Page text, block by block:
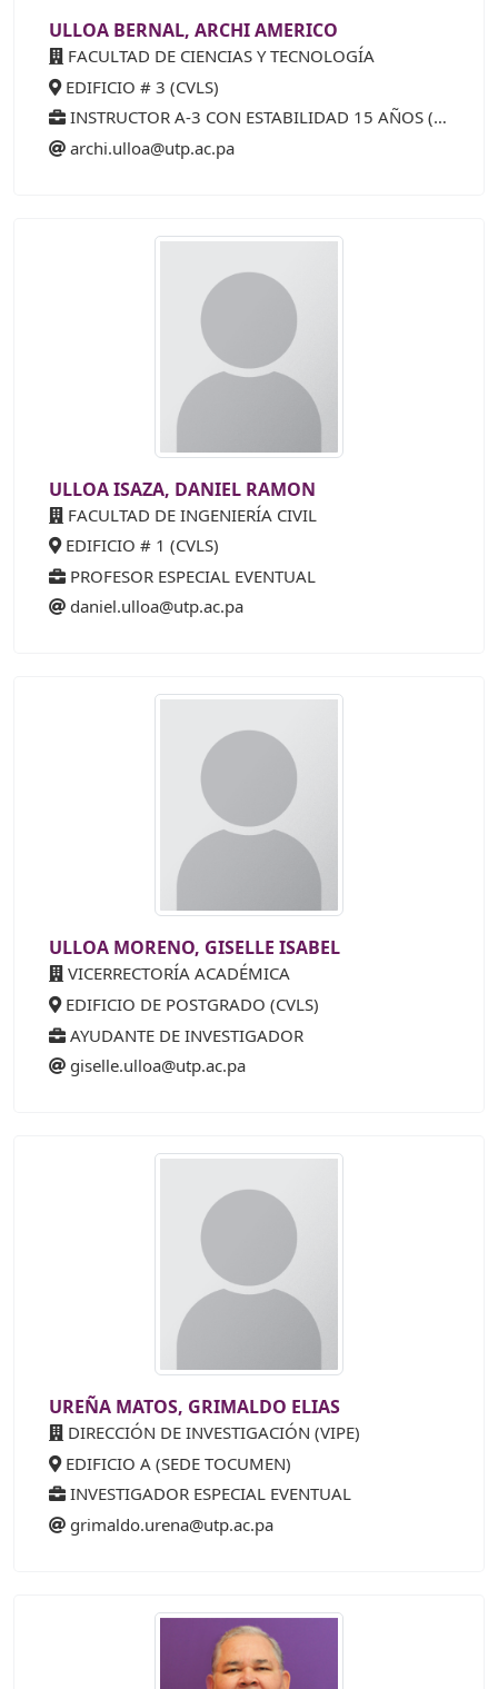
ULLOA BERNAL, ARCHI AMERICO
FACULTAD DE CIENCIAS Y TECNOLOGÍA
EDIFICIO # 3 (CVLS)
INSTRUCTOR A-3 CON ESTABILIDAD 15 AÑOS (25%)
archi.ulloa@utp.ac.pa
ULLOA ISAZA, DANIEL RAMON
FACULTAD DE INGENIERÍA CIVIL
EDIFICIO # 1 (CVLS)
PROFESOR ESPECIAL EVENTUAL
daniel.ulloa@utp.ac.pa
ULLOA MORENO, GISELLE ISABEL
VICERRECTORÍA ACADÉMICA
EDIFICIO DE POSTGRADO (CVLS)
AYUDANTE DE INVESTIGADOR
giselle.ulloa@utp.ac.pa
UREÑA MATOS, GRIMALDO ELIAS
DIRECCIÓN DE INVESTIGACIÓN (VIPE)
EDIFICIO A (SEDE TOCUMEN)
INVESTIGADOR ESPECIAL EVENTUAL
grimaldo.urena@utp.ac.pa